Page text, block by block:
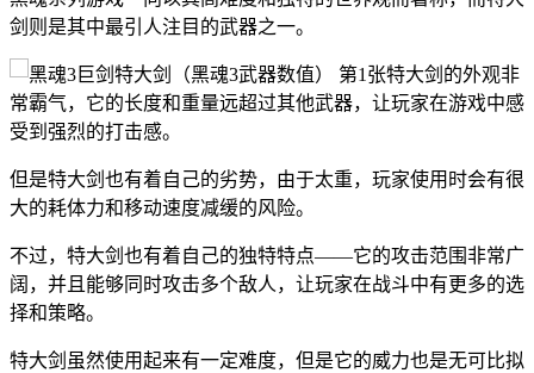
剑则是其中最引人注目的武器之一。
特大剑的外观非
常霸气，它的长度和重量远超过其他武器，让玩家在游戏中感
受到强烈的打击感。
但是特大剑也有着自己的劣势，由于太重，玩家使用时会有很
大的耗体力和移动速度减缓的风险。
不过，特大剑也有着自己的独特特点——它的攻击范围非常广
阔，并且能够同时攻击多个敌人，让玩家在战斗中有更多的选
择和策略。
特大剑虽然使用起来有一定难度，但是它的威力也是无可比拟